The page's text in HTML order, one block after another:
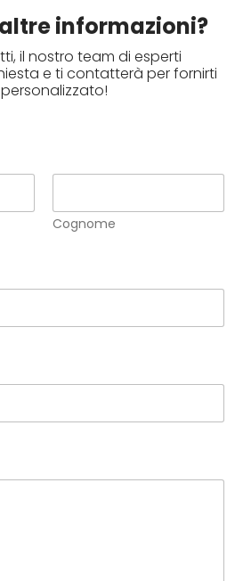
informazioni?
il nostro team di esperti
e ti contatterà per fornirti
Cognome